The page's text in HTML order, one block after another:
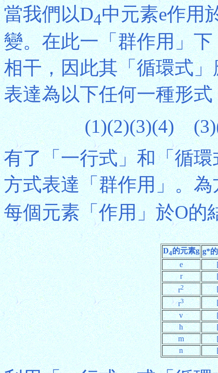
當我們以D4中元素e作用
變。在此一「群作用」
相干，因此其「循環式
表達為以下任何一種形式
(1)(2)(3)(4)
有了「一行式」和「循
方式表達「群作用」。
每個元素「作用」於O的
D4的元素g g*
e
r
r2
r3
v
h
m
n